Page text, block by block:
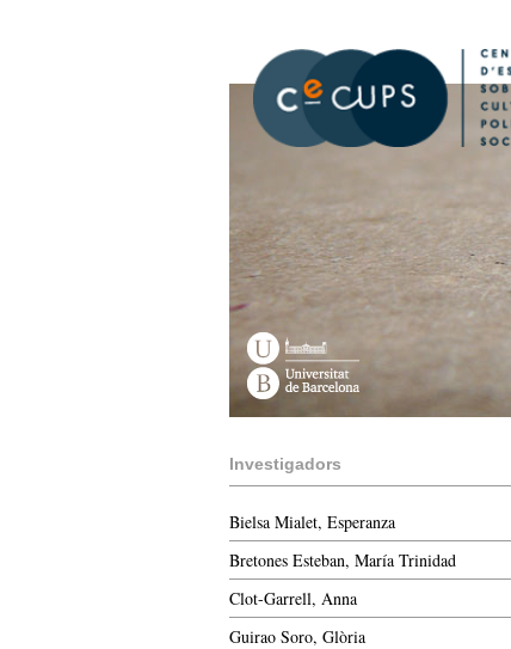
Investigadors
Bielsa Mialet, Esperanza
Bretones Esteban, María Trinidad
Clot-Garrell, Anna
Guirao Soro, Glòria